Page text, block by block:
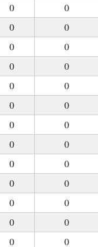
0
0
0
0
0
0
0
0
0
0
0
0
0
0
0
0
0
0
0
0
0
0
0
0
0
0